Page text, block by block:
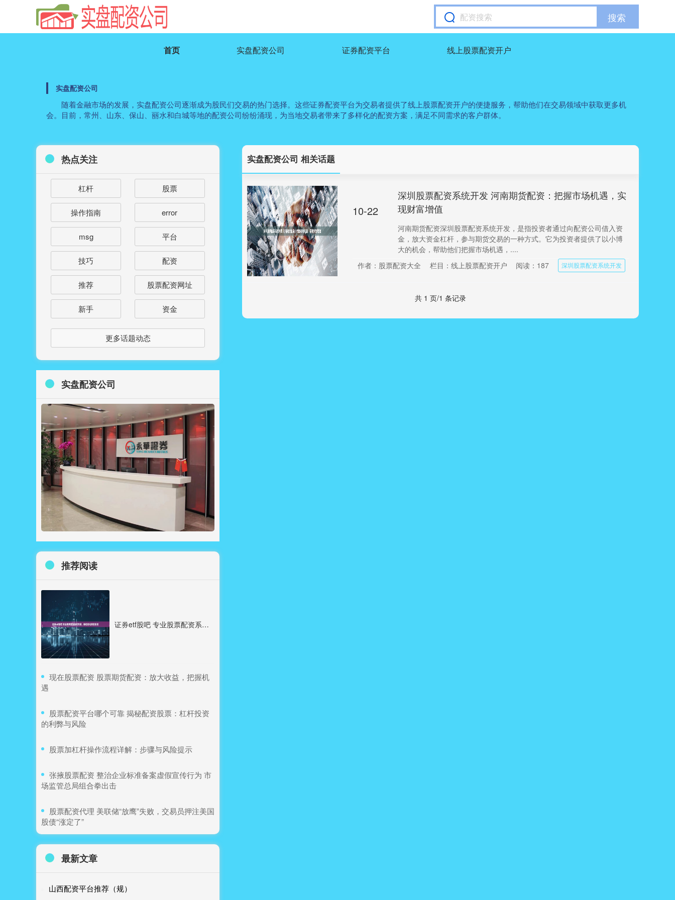
搜索
首页 实盘配资公司 证券配资平台 线上股票配资开户
实盘配资公司
随着金融市场的发展，实盘配资公司逐渐成为股民们交易的热门选择。这些证券配资平台为交易者提供了线上股票配资开户的便捷服务，帮助他们在交易领域中获取更多机
会。目前，常州、山东、保山、丽水和白城等地的配资公司纷纷涌现，为当地交易者带来了多样化的配资方案，满足不同需求的客户群体。
实盘配资公司 相关话题
10-22
深圳股票配资系统开发 河南期货配资：把握市场机遇，实
现财富增值
河南期货配资深圳股票配资系统开发，是指投资者通过向配资公司借入资
金，放大资金杠杆，参与期货交易的一种方式。它为投资者提供了以小博
大的机会，帮助他们把握市场机遇，....
作者：股票配资大全
栏目：线上股票配资开户 阅读：187 深圳股票配资系统开发
共 1 页/1 条记录
热点关注
杠杆 股票
操作指南 error
msg 平台
技巧 配资
推荐 股票配资网址
新手 资金
更多话题动态
实盘配资公司
推荐阅读
证券etf股吧 专业股票配资系统开发，助您轻松掌控投资
​现在股票配资 股票期货配资：放大收益，把握机
遇
​股票配资平台哪个可靠 揭秘配资股票：杠杆投资
的利弊与风险
​股票加杠杆操作流程详解：步骤与风险提示
​张掖股票配资 整治企业标准备案虚假宣传行为 市
场监管总局组合拳出击
​股票配资代理 美联储“放鹰”失败，交易员押注美国
股债“涨定了”
最新文章
山西配资平台推荐（规）